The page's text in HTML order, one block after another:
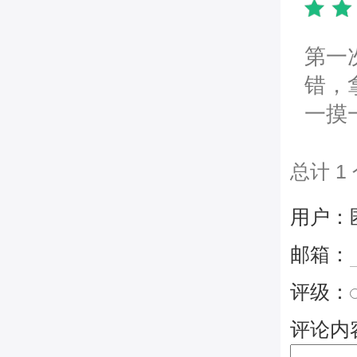
第一
错，
一摸
总计 1
用户：
邮箱：
评级：
评论内